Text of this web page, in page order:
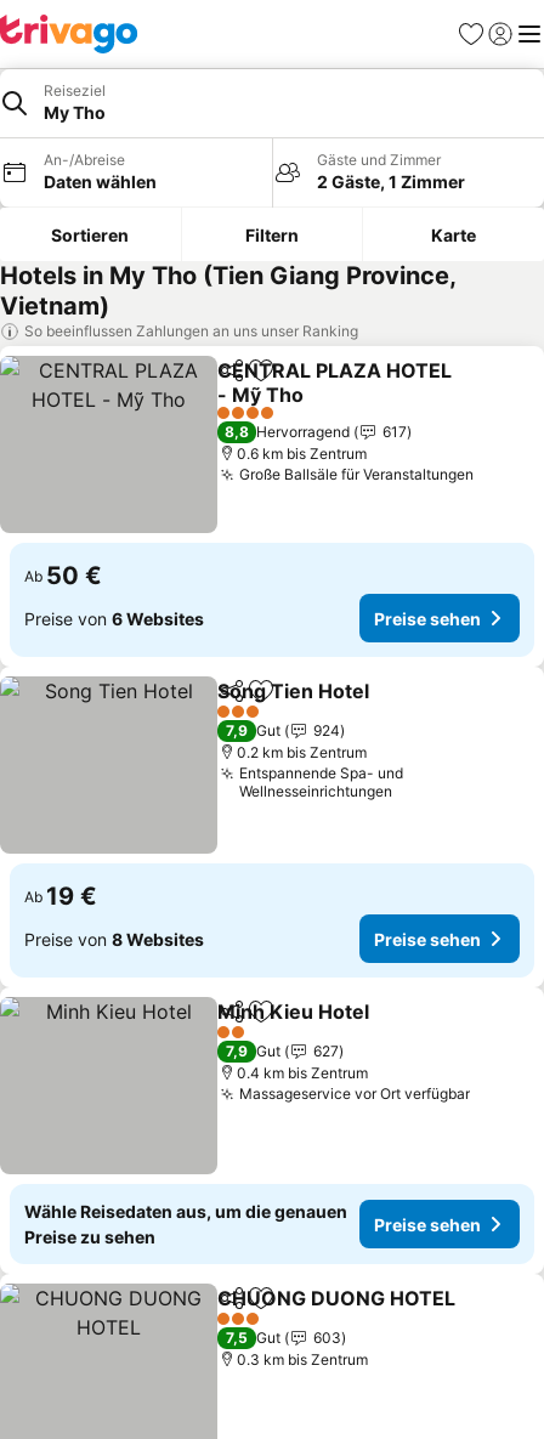
Favoriten
Reiseziel
My Tho
An-/Abreise
Daten wählen
Gäste und Zimmer
2 Gäste, 1 Zimmer
Sortieren Filtern Karte
Hotels in My Tho (Tien Giang Province,
Vietnam)
So beeinflussen Zahlungen an uns unser Ranking
TeilenZu Favoriten hinzufügen
CENTRAL PLAZA HOTEL
- Mỹ Tho
Preise sehen
4 Sterne
8,8 Hervorragend
617
0.6 km bis Zentrum
Große Ballsäle für Veranstaltungen
Ab 50 €
Preise von 6 Websites Preise sehen
TeilenZu Favoriten hinzufügen
Song Tien Hotel
3 Sterne
7,9 Gut
924
0.2 km bis Zentrum
Entspannende Spa- und
Wellnesseinrichtungen
Ab 19 €
Preise von 8 Websites Preise sehen
TeilenZu Favoriten hinzufügen
Minh Kieu Hotel
2 Sterne
7,9 Gut
627
0.4 km bis Zentrum
Massageservice vor Ort verfügbarPreise
Wähle Reisedaten aus, um die genauen
Preise zu sehen
Preise sehen
TeilenZu Favoriten hinzufügen
CHUONG DUONG HOTEL
3 Sterne
7,5 Gut
603
0.3 km bis Zentrum